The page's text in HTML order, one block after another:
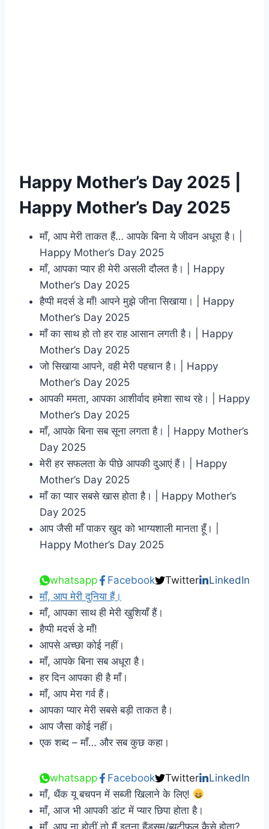
Happy Mother’s Day 2025 |
Happy Mother’s Day 2025
माँ, आप मेरी ताकत हैं… आपके बिना ये जीवन अधूरा है। |
Happy Mother’s Day 2025
माँ, आपका प्यार ही मेरी असली दौलत है। | Happy
Mother’s Day 2025
हैप्पी मदर्स डे माँ! आपने मुझे जीना सिखाया। | Happy
Mother’s Day 2025
माँ का साथ हो तो हर राह आसान लगती है। | Happy
Mother’s Day 2025
जो सिखाया आपने, वही मेरी पहचान है। | Happy
Mother’s Day 2025
आपकी ममता, आपका आशीर्वाद हमेशा साथ रहे। | Happy
Mother’s Day 2025
माँ, आपके बिना सब सूना लगता है। | Happy Mother’s
Day 2025
मेरी हर सफलता के पीछे आपकी दुआएं हैं। | Happy
Mother’s Day 2025
माँ का प्यार सबसे खास होता है। | Happy Mother’s
Day 2025
आप जैसी माँ पाकर खुद को भाग्यशाली मानता हूँ। |
Happy Mother’s Day 2025
whatsapp Facebook Twitter
LinkedIn
माँ, आप मेरी दुनिया हैं।
माँ, आपका साथ ही मेरी खुशियाँ हैं।
हैप्पी मदर्स डे माँ!
आपसे अच्छा कोई नहीं।
माँ, आपके बिना सब अधूरा है।
हर दिन आपका ही है माँ।
माँ, आप मेरा गर्व हैं।
आपका प्यार मेरी सबसे बड़ी ताकत है।
आप जैसा कोई नहीं।
एक शब्द – माँ… और सब कुछ कहा।
whatsapp Facebook Twitter
LinkedIn
माँ, थैंक यू बचपन में सब्जी खिलाने के लिए!
माँ, आज भी आपकी डांट में प्यार छिपा होता है।